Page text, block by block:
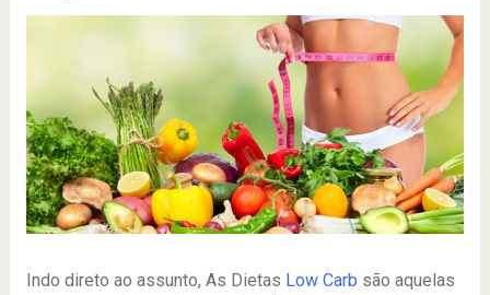
Indo direto ao assunto, As Dietas Low Carb são aquelas